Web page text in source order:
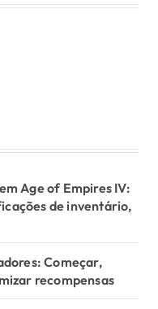
Age of Empires IV:
de inventário,
Começar,
recompensas